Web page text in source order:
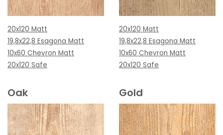
20x120 Matt
19,8x22,8 Esagona Matt
10x60 Chevron Matt
20x120 Safe
20x120 Matt
19,8x22,8 Esagona Matt
10x60 Chevron Matt
20x120 Safe
Oak Gold